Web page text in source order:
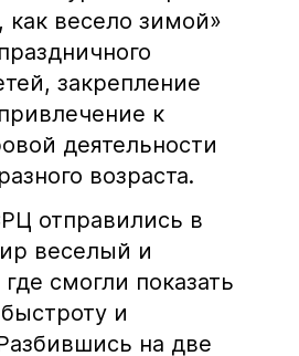
весело зимой»
закрепление
к
деятельности
возраста.
отправились в
веселый и
смогли показать
и
на две